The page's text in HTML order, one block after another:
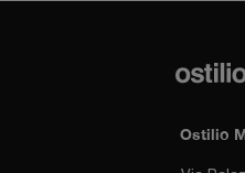
Ostilio